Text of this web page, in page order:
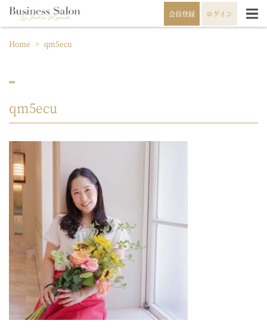
会員登録 ログイン
Home > qm5ecu
qm5ecu